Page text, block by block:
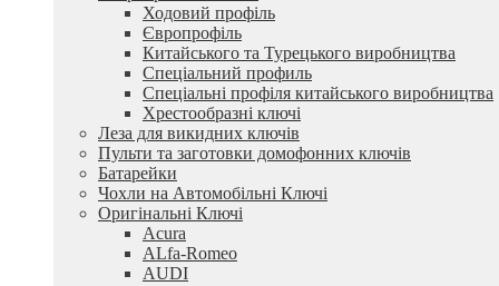
Ходовий профіль
Європрофіль
Китайського та Турецького виробництва
Спеціальний профиль
Спеціальні профіля китайського виробництва
Хрестообразні ключі
Леза для викидних ключів
Пульти та заготовки домофонних ключів
Батарейки
Чохли на Автомобільні Ключі
Оригінальні Ключі
Acura
ALfa-Romeo
AUDI